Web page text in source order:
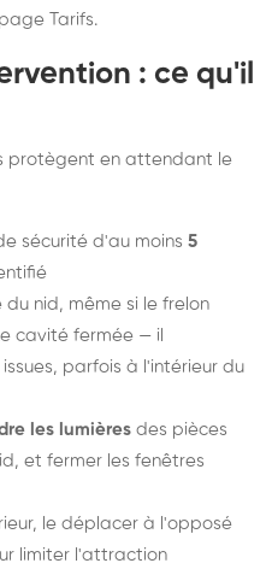
page Tarifs.
: ce qu'il
protègent en attendant le
sécurité d'au moins 5
nid, même si le frelon
cavité fermée — il
parfois à l'intérieur du
les lumières des pièces
et fermer les fenêtres
le déplacer à l'opposé
limiter l'attraction